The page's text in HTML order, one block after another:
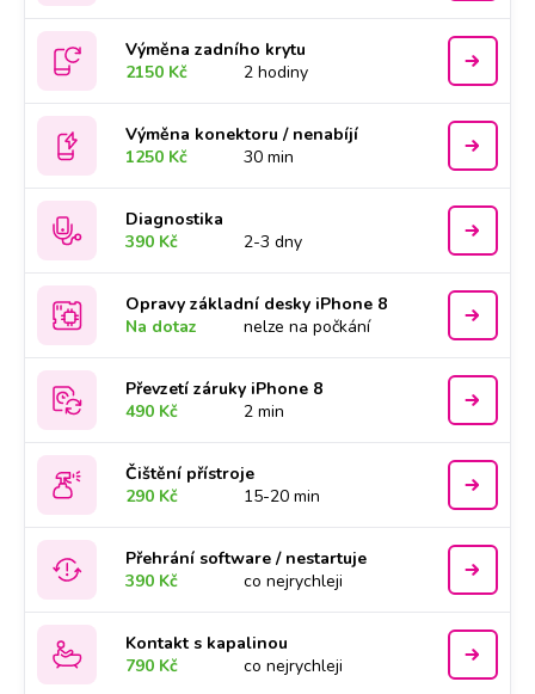
Výměna zadního krytu
2150 Kč
2 hodiny
Výměna konektoru / nenabíjí
1250 Kč
30 min
Diagnostika
390 Kč
2-3 dny
Opravy základní desky iPhone 8
Na dotaz
nelze na počkání
Převzetí záruky iPhone 8
490 Kč
2 min
Čištění přístroje
290 Kč
15-20 min
Přehrání software / nestartuje
390 Kč
co nejrychleji
Kontakt s kapalinou
790 Kč
co nejrychleji